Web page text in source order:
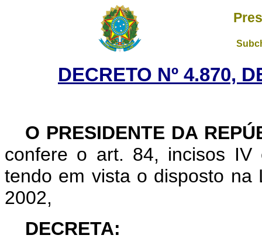
DECRETO Nº 4.870,
O PRESIDENTE DA
confere o art. 84, incisos
tendo em vista o disposto na
2002,
DECRETA: